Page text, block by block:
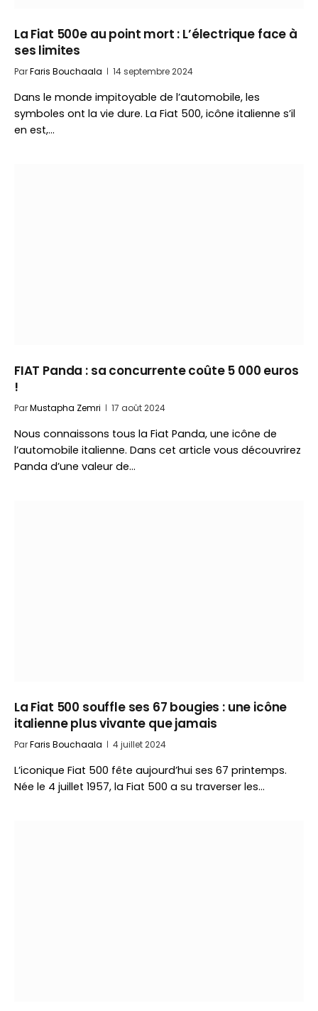
La Fiat 500e au point mort : L’électrique face à
ses limites
ParFaris Bouchaala 14 septembre 2024
Dans le monde impitoyable de l’automobile, les
symboles ont la vie dure. La Fiat 500, icône italienne s’il
en est,…
FIAT Panda : sa concurrente coûte 5 000 euros
!
ParMustapha Zemri 17 août 2024
Nous connaissons tous la Fiat Panda, une icône de
l’automobile italienne. Dans cet article vous découvrirez
Panda d’une valeur de…
La Fiat 500 souffle ses 67 bougies : une icône
italienne plus vivante que jamais
ParFaris Bouchaala 4 juillet 2024
L’iconique Fiat 500 fête aujourd’hui ses 67 printemps.
Née le 4 juillet 1957, la Fiat 500 a su traverser les…